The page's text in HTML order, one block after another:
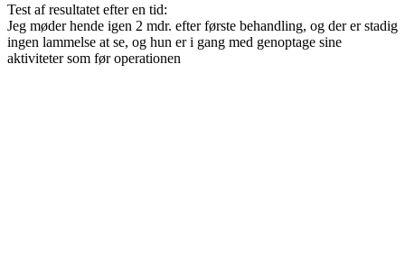
Test af resultatet efter en tid:
Jeg møder hende igen 2 mdr. efter første behandling, og der er stadig
ingen lammelse at se, og hun er i gang med genoptage sine
aktiviteter som før operationen